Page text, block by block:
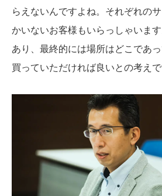
らえないんですよね。それぞれの
かいないお客様もいらっしゃいま
あり、最終的には場所はどこであ
買っていただければ良いとの考えで